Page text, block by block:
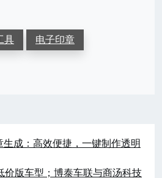
具 电子印章
生成：高效便捷，一键制作透明
价版车型；博泰车联与商汤科技